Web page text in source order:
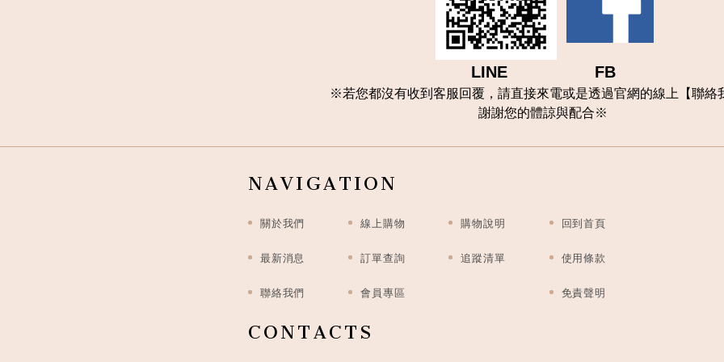
LINE FB
※若您都沒有收到客服回覆，請直接來電或是透過官網的線上【聯絡
謝謝您的體諒與配合※
NAVIGATION
關於我們
最新消息
聯絡我們
線上購物
訂單查詢
會員專區
購物說明
追蹤清單
回到首頁
使用條款
免責聲明
CONTACTS